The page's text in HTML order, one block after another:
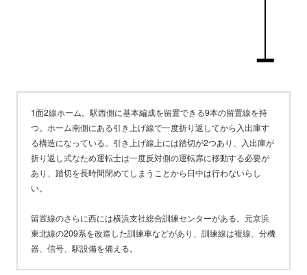
1面2線ホーム。駅西側に基本編成を留置できる9本の留置線を持
つ。ホーム南側にある引き上げ線で一度折り返してから入出庫す
る構造になっている。引き上げ線上には踏切が2つあり、入出庫が
折り返し式なため運転士は一度反対側の運転席に移動する必要が
あり、踏切を長時間閉めてしまうことから日中は行わないらし
い。
留置線のさらに西には横浜支社総合訓練センターがある。元京浜
東北線の209系を改造した訓練車などがあり、訓練線は複線、分機
器、信号、駅設備を備える。